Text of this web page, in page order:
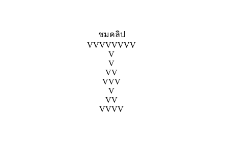
ชมคลิป
VVVVVVVV
V
V
VV
VVV
V
VV
VVVV